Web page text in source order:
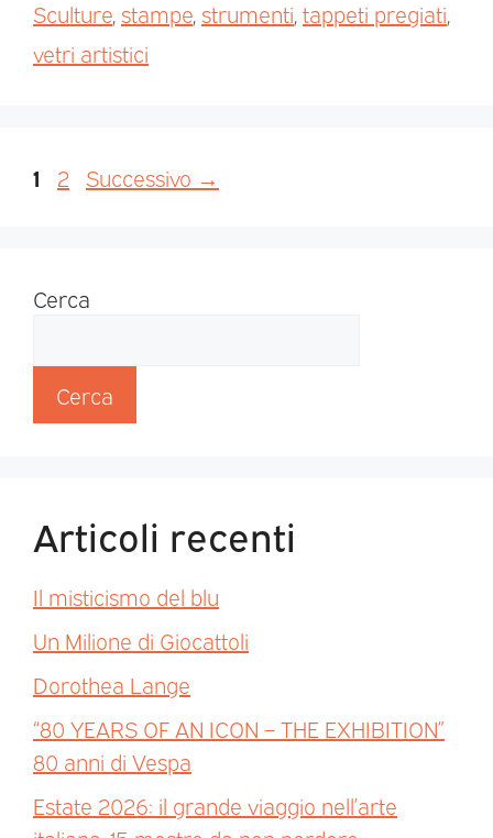
Sculture stampe strumenti tappeti pregiati
vetri artistici
1 2 Successivo →
Cerca
Cerca
Articoli recenti
Il misticismo del blu
Un Milione di Giocattoli
Dorothea Lange
“80 YEARS OF AN ICON – THE EXHIBITION”
80 anni di Vespa
Estate 2026: il grande viaggio nell’arte